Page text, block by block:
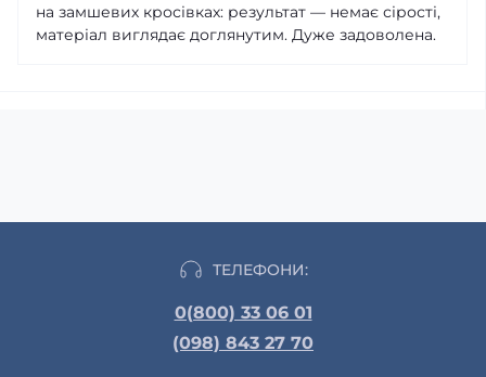
на замшевих кросівках: результат — немає сірості,
матеріал виглядає доглянутим. Дуже задоволена.
ТЕЛЕФОНИ:
0(800) 33 06 01
(098) 843 27 70